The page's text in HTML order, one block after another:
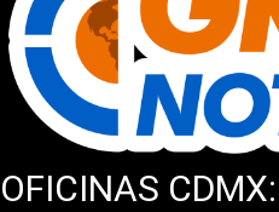
OFICINAS CDMX: